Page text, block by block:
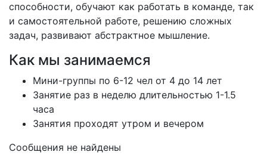
способности, обучают как работать в команде, так
и самостоятельной работе, решению сложных
задач, развивают абстрактное мышление.
Как мы занимаемся
Мини-группы по 6-12 чел от 4 до 14 лет
Занятие раз в неделю длительностью 1-1.5
часа
Занятия проходят утром и вечером
Сообщения не найдены